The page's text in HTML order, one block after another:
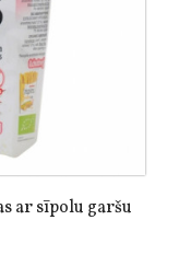
ar sīpolu garšu